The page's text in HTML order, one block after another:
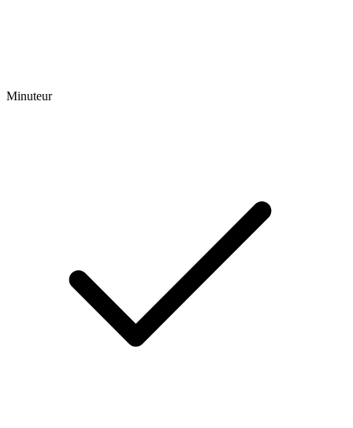
Minuteur